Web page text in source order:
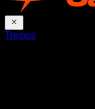
Treinos